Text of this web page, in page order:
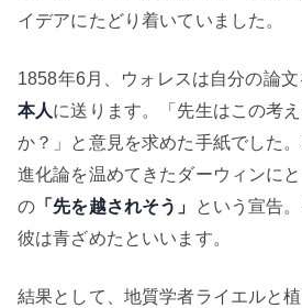
イデアにたどり着いていました。
1858年6月、ウォレスは自分の論文
本人に送ります。「先生はこの考
か？」と意見を求めた手紙でした
進化論を温めてきたダーウィンに
の 「先を越されそう」
という宣告
彼は青ざめたといいます。
結果として、地質学者ライエルと